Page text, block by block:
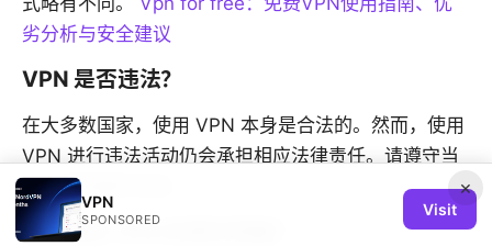
劣分析与安全建议
VPN 是否违法？
在大多数国家，使用 VPN 本身是合法的。然而，使用
VPN 进行违法活动仍会承担相应法律责任。请遵守当
地法律和服务条款。
如何测试 VPN 的真实性能？
×
VPN
SPONSORED
Visit